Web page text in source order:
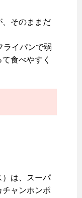
、そのままだ
ライパンで弱
食べやすく
）は、スーパ
ャンホンポ